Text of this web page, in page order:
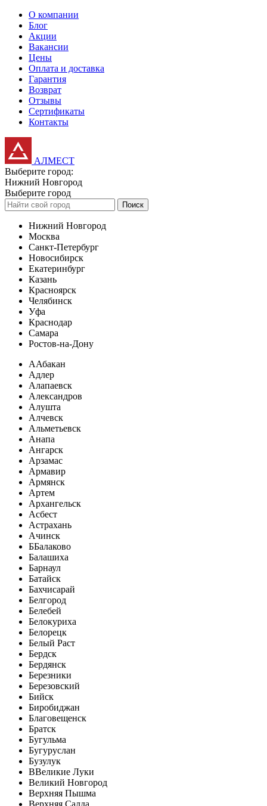
О компании
Блог
Акции
Вакансии
Цены
Оплата и доставка
Гарантия
Возврат
Отзывы
Сертификаты
Контакты
АЛМЕСТ
Выберите город:
Нижний Новгород
Выберите город
Поиск
Нижний Новгород
Москва
Санкт-Петербург
Новосибирск
Екатеринбург
Казань
Красноярск
Челябинск
Уфа
Краснодар
Самара
Ростов-на-Дону
ААбакан
Адлер
Алапаевск
Александров
Алушта
Алчевск
Альметьевск
Анапа
Ангарск
Арзамас
Армавир
Армянск
Артем
Архангельск
Асбест
Астрахань
Ачинск
ББалаково
Балашиха
Барнаул
Батайск
Бахчисарай
Белгород
Белебей
Белокуриха
Белорецк
Белый Раст
Бердск
Бердянск
Березники
Березовский
Бийск
Биробиджан
Благовещенск
Братск
Бугульма
Бугуруслан
Бузулук
ВВеликие Луки
Великий Новгород
Верхняя Пышма
Верхняя Салда